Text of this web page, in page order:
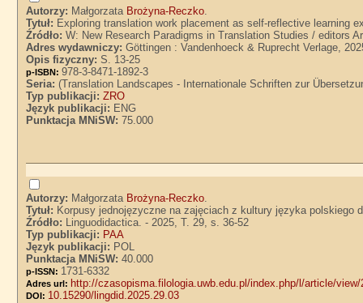
Autorzy: Małgorzata Brożyna-Reczko.
Tytuł: Exploring translation work placement as self-reflective learning
Źródło:W: New Research Paradigms in Translation Studies / editors
Adres wydawniczy:Göttingen : Vandenhoeck & Ruprecht Verlage,
Opis fizyczny:S. 13-25
p-ISBN:978-3-8471-1892-3
Seria:(Translation Landscapes - Internationale Schriften zur
Typ publikacji:ZRO
Język publikacji: ENG
Punktacja MNiSW:75.000
Autorzy: Małgorzata Brożyna-Reczko.
Tytuł: Korpusy jednojęzyczne na zajęciach z kultury języka polskiego
Źródło: Linguodidactica. - 2025, T. 29, s. 36-52
Typ publikacji: PAA
Język publikacji: POL
Punktacja MNiSW:40.000
p-ISSN: 1731-6332
Adres url: http://czasopisma.filologia.uwb.edu.pl/index.php/l/article/view/
DOI: 10.15290/lingdid.2025.29.03